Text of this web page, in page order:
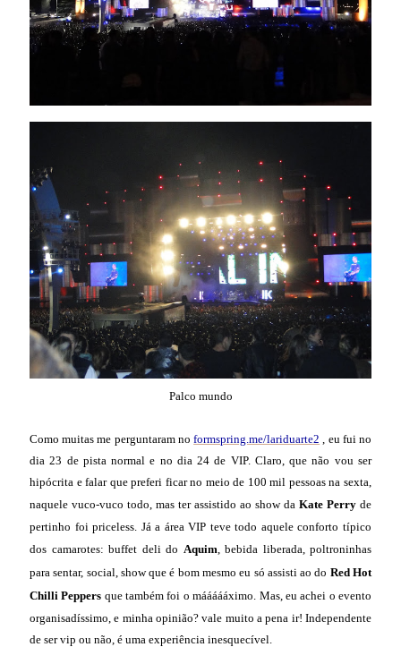
Palco mundo
Como muitas me perguntaram noformspring.me/lariduarte2 , eu fui no
dia 23 de pista normal e no dia 24 de VIP. Claro, que não vou ser
hipócrita e falar que preferi ficar no meio de 100 mil pessoas na sexta,
naquele vuco-vuco todo, mas ter assistido ao show da Kate Perry de
pertinho foi priceless. Já a área VIP teve todo aquele conforto típico
dos camarotes: buffet deli do Aquim , bebida liberada, poltroninhas
para sentar, social, show que é bom mesmo eu só assisti ao do Red Hot
Chilli Peppers que também foi o máááááximo. Mas, eu achei o evento
organisadíssimo, e minha opinião? vale muito a pena ir! Independente
de ser vip ou não, é uma experiência inesquecível.